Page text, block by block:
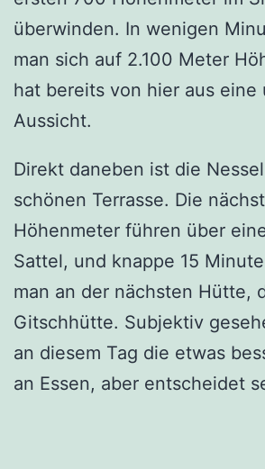
überwinden. In wenigen
man sich auf 2.100 Meter
hat bereits von hier aus eine
Aussicht.
Direkt daneben ist die
schönen Terrasse. Die
Höhenmeter führen über
Sattel, und knappe 15
man an der nächsten Hütte,
Gitschhütte. Subjektiv
an diesem Tag die etwas
an Essen, aber entscheidet